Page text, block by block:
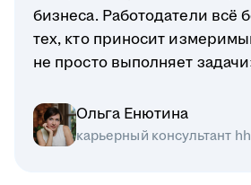
бизнеса. Работодатели всё
тех, кто приносит
не просто выполняет
Ольга Енютина
карьерный консультант